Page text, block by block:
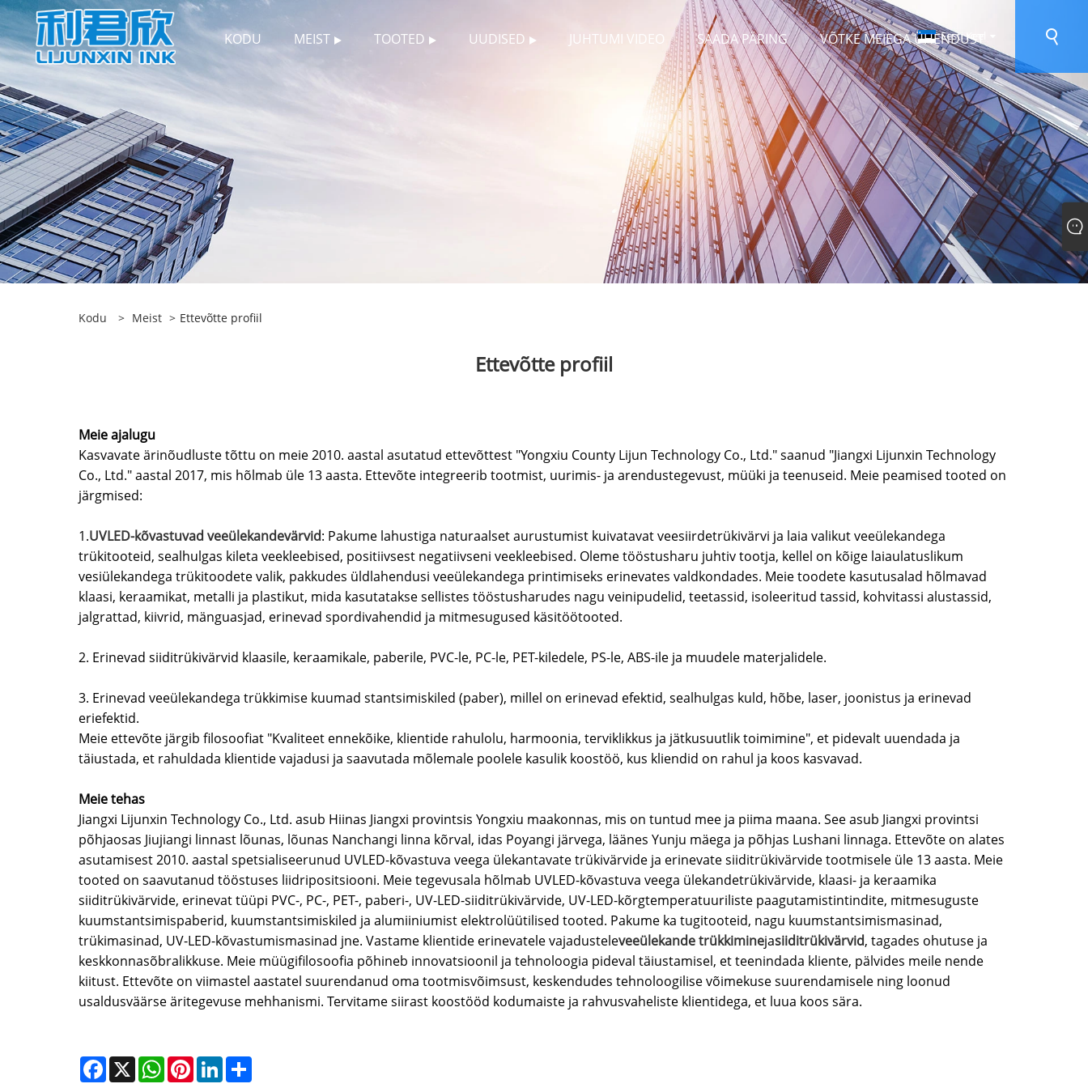
KODU MEIST TOOTED UUDISED JUHTUMI VIDEO SAADA PÄRING VÕTKE MEIEGA ÜHENDUST
Eesti Keel
Kodu > Meist > Ettevõtte profiil
Ettevõtte profiil
Meie ajalugu
Kasvavate ärinõudluste tõttu on meie 2010. aastal asutatud ettevõttest "Yongxiu County Lijun Technology Co., Ltd." saanud "Jiangxi Lijunxin Technology
Co., Ltd." aastal 2017, mis hõlmab üle 13 aasta. Ettevõte integreerib tootmist, uurimis- ja arendustegevust, müüki ja teenuseid. Meie peamised tooted on
järgmised:
1.UVLED-kõvastuvad veeülekandevärvid: Pakume lahustiga naturaalset aurustumist kuivatavat veesiirdetrükivärvi ja laia valikut veeülekandega
trükitooteid, sealhulgas kileta veekleebised, positiivsest negatiivseni veekleebised. Oleme tööstusharu juhtiv tootja, kellel on kõige laiaulatuslikum
vesiülekandega trükitoodete valik, pakkudes üldlahendusi veeülekandega printimiseks erinevates valdkondades. Meie toodete kasutusalad hõlmavad
klaasi, keraamikat, metalli ja plastikut, mida kasutatakse sellistes tööstusharudes nagu veinipudelid, teetassid, isoleeritud tassid, kohvitassi alustassid,
jalgrattad, kiivrid, mänguasjad, erinevad spordivahendid ja mitmesugused käsitöötooted.
2. Erinevad siiditrükivärvid klaasile, keraamikale, paberile, PVC-le, PC-le, PET-kiledele, PS-le, ABS-ile ja muudele materjalidele.
3. Erinevad veeülekandega trükkimise kuumad stantsimiskiled (paber), millel on erinevad efektid, sealhulgas kuld, hõbe, laser, joonistus ja erinevad
eriefektid.
Meie ettevõte järgib filosoofiat "Kvaliteet ennekõike, klientide rahulolu, harmoonia, terviklikkus ja jätkusuutlik toimimine", et pidevalt uuendada ja
täiustada, et rahuldada klientide vajadusi ja saavutada mõlemale poolele kasulik koostöö, kus kliendid on rahul ja koos kasvavad.
Meie tehas
Jiangxi Lijunxin Technology Co., Ltd. asub Hiinas Jiangxi provintsis Yongxiu maakonnas, mis on tuntud mee ja piima maana. See asub Jiangxi provintsi
põhjaosas Jiujiangi linnast lõunas, lõunas Nanchangi linna kõrval, idas Poyangi järvega, läänes Yunju mäega ja põhjas Lushani linnaga. Ettevõte on alates
asutamisest 2010. aastal spetsialiseerunud UVLED-kõvastuva veega ülekantavate trükivärvide ja erinevate siiditrükivärvide tootmisele üle 13 aasta. Meie
tooted on saavutanud tööstuses liidripositsiooni. Meie tegevusala hõlmab UVLED-kõvastuva veega ülekandetrükivärvide, klaasi- ja keraamika
siiditrükivärvide, erinevat tüüpi PVC-, PC-, PET-, paberi-, UV-LED-siiditrükivärvide, UV-LED-kõrgtemperatuuriliste paagutamistintindite, mitmesuguste
kuumstantsimispaberid, kuumstantsimiskiled ja alumiiniumist elektrolüütilised tooted. Pakume ka tugitooteid, nagu kuumstantsimismasinad,
trükimasinad, UV-LED-kõvastumismasinad jne. Vastame klientide erinevatele vajadusteleveeülekande trükkiminejasiiditrükivärvid, tagades ohutuse ja
keskkonnasõbralikkuse. Meie müügifilosoofia põhineb innovatsioonil ja tehnoloogia pideval täiustamisel, et teenindada kliente, pälvides meile nende
kiitust. Ettevõte on viimastel aastatel suurendanud oma tootmisvõimsust, keskendudes tehnoloogilise võimekuse suurendamisele ning loonud
usaldusväärse äritegevuse mehhanismi. Tervitame siirast koostööd kodumaiste ja rahvusvaheliste klientidega, et luua koos sära.
Facebook
X WhatsAppPinterestLinkedIn